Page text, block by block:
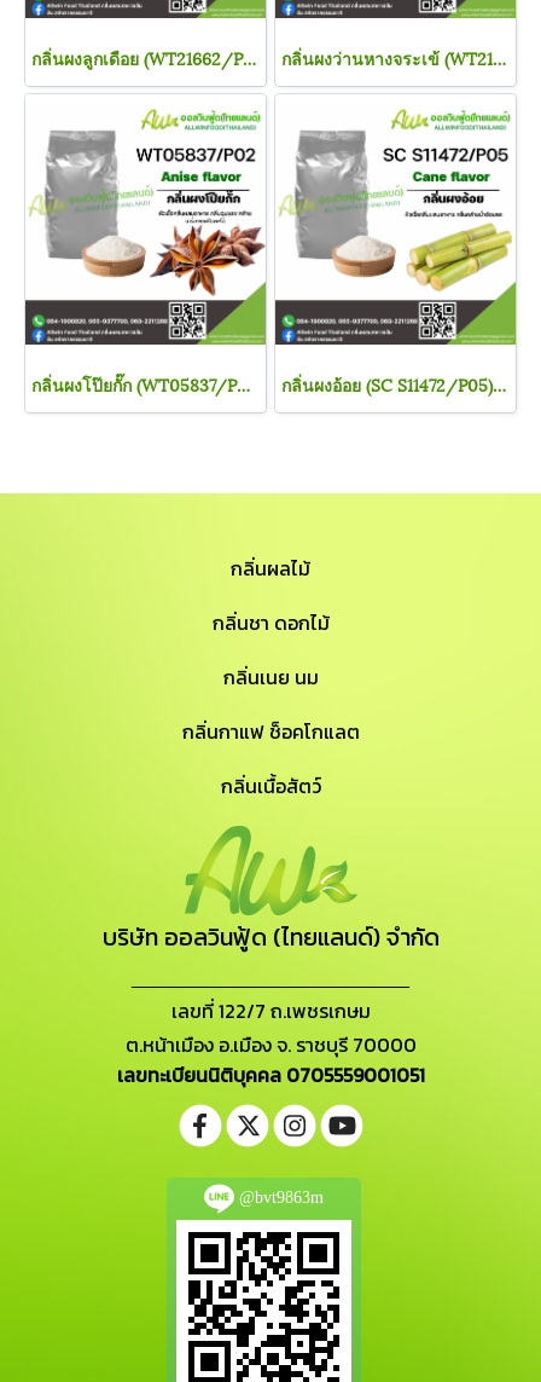
กลิ่นผงลูกเดือย (WT21662/P05) Barley FLAVOR (POWDER) กลิ่นผงว่านหางจระเข้ (WT21392/P05) Aloe Vera FLAVOR (POWDER)
กลิ่นผงโป๊ยกั๊ก (WT05837/P02) Anise FLAVOR (POWDER) กลิ่นผงอ้อย (SC S11472/P05) CANE FLAVOR (POWDER)
กลิ่นผลไม้
กลิ่นชา ดอกไม้
กลิ่นเนย นม
กลิ่นกาแฟ ช็อคโกแลต
กลิ่นเนื้อสัตว์
บริษัท ออลวินฟู้ด (ไทยแลนด์) จำกัด
เลขที่ 122/7 ถ.เพชรเกษม
ต.หน้าเมือง อ.เมือง จ. ราชบุรี 70000
เลขทะเบียนนิติบุคคล 0705559001051
@bvt9863m